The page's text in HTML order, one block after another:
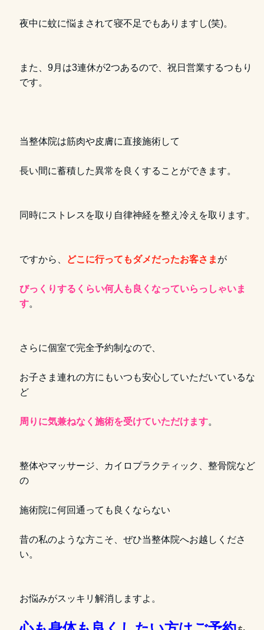
夜中に蚊に悩まされて寝不足でもありますし(笑)。
また、9月は3連休が2つあるので、祝日営業するつもり
です。
当整体院は筋肉や皮膚に直接施術して
長い間に蓄積した異常を良くすることができます。
同時にストレスを取り自律神経を整え冷えを取ります。
ですから、 どこに行ってもダメだったお客さま が
びっくりするくらい何人も良くなっていらっしゃいま
す。
さらに個室で完全予約制なので、
お子さま連れの方にもいつも安心していただいているな
ど
周りに気兼ねなく施術を受けていただけます。
整体やマッサージ、カイロプラクティック、整骨院など
の
施術院に何回通っても良くならない
昔の私のような方こそ、ぜひ当整体院へお越しくださ
い。
お悩みがスッキリ解消しますよ。